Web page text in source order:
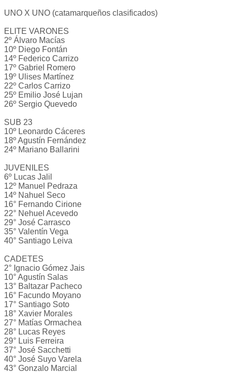
UNO X UNO (catamarqueños clasificados)
ELITE VARONES
2º Álvaro Macías
10º Diego Fontán
14º Federico Carrizo
17º Gabriel Romero
19º Ulises Martínez
22º Carlos Carrizo
25º Emilio José Lujan
26º Sergio Quevedo
SUB 23
10º Leonardo Cáceres
18º Agustín Fernández
24º Mariano Ballarini
JUVENILES
6º Lucas Jalil
12º Manuel Pedraza
14º Nahuel Seco
16° Fernando Cirione
22° Nehuel Acevedo
29° José Carrasco
35° Valentín Vega
40° Santiago Leiva
CADETES
2° Ignacio Gómez Jais
10° Agustín Salas
13° Baltazar Pacheco
16° Facundo Moyano
17° Santiago Soto
18° Xavier Morales
27° Matías Ormachea
28° Lucas Reyes
29° Luis Ferreira
37° José Sacchetti
40° José Suyo Varela
43° Gonzalo Marcial